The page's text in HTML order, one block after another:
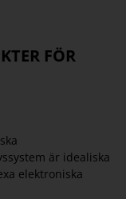
FÖR
är idealiska
elektroniska